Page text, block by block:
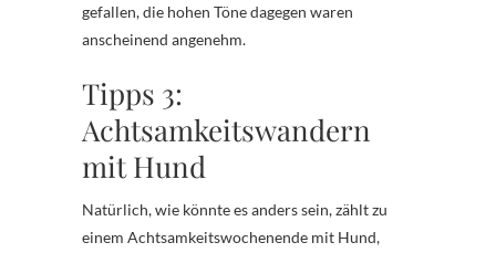
gefallen, die hohen Töne dagegen waren
anscheinend angenehm.
Tipps 3:
Achtsamkeitswandern
mit Hund
Natürlich, wie könnte es anders sein, zählt zu
einem Achtsamkeitswochenende mit Hund,